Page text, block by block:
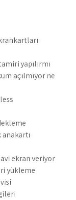
yapılırmı
açılmıyor ne
ekran veriyor
yükleme